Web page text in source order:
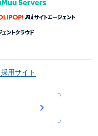
採用サイト